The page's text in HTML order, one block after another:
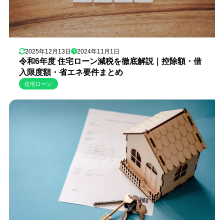
2025年12月13日 2024年11月1日
令和6年度 住宅ローン減税を徹底解説｜控除額・借
入限度額・省エネ要件まとめ
住宅ローン